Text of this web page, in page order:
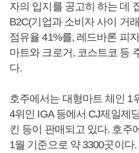
자의 입지를 공고히 하는 데
B2C(기업과 소비자 사이 거
점유율 41%를, 레드바론 피
마트와 크로거, 코스트코 등
다.
호주에서는 대형마트 체인 1
4위인 IGA 등에서 CJ제일제
킨 등이 판매되고 있다. 호주
1월 기준으로 약 3300곳이다.